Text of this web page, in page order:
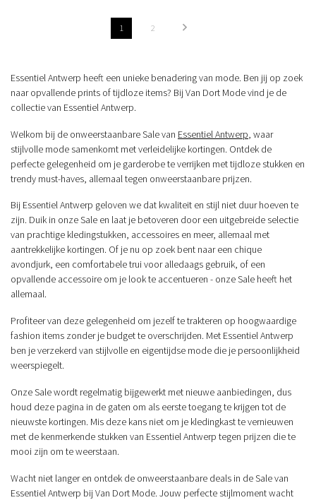
1 2
Essentiel Antwerp heeft een unieke benadering van mode. Ben jij op zoek
naar opvallende prints of tijdloze items? Bij Van Dort Mode vind je de
collectie van Essentiel Antwerp.
Welkom bij de onweerstaanbare Sale van Essentiel Antwerp , waar
stijlvolle mode samenkomt met verleidelijke kortingen. Ontdek de
perfecte gelegenheid om je garderobe te verrijken met tijdloze stukken en
trendy must-haves, allemaal tegen onweerstaanbare prijzen.
Bij Essentiel Antwerp geloven we dat kwaliteit en stijl niet duur hoeven te
zijn. Duik in onze Sale en laat je betoveren door een uitgebreide selectie
van prachtige kledingstukken, accessoires en meer, allemaal met
aantrekkelijke kortingen. Of je nu op zoek bent naar een chique
avondjurk, een comfortabele trui voor alledaags gebruik, of een
opvallende accessoire om je look te accentueren - onze Sale heeft het
allemaal.
Profiteer van deze gelegenheid om jezelf te trakteren op hoogwaardige
fashion items zonder je budget te overschrijden. Met Essentiel Antwerp
ben je verzekerd van stijlvolle en eigentijdse mode die je persoonlijkheid
weerspiegelt.
Onze Sale wordt regelmatig bijgewerkt met nieuwe aanbiedingen, dus
houd deze pagina in de gaten om als eerste toegang te krijgen tot de
nieuwste kortingen. Mis deze kans niet om je kledingkast te vernieuwen
met de kenmerkende stukken van Essentiel Antwerp tegen prijzen die te
mooi zijn om te weerstaan.
Wacht niet langer en ontdek de onweerstaanbare deals in de Sale van
Essentiel Antwerp bij Van Dort Mode. Jouw perfecte stijlmoment wacht